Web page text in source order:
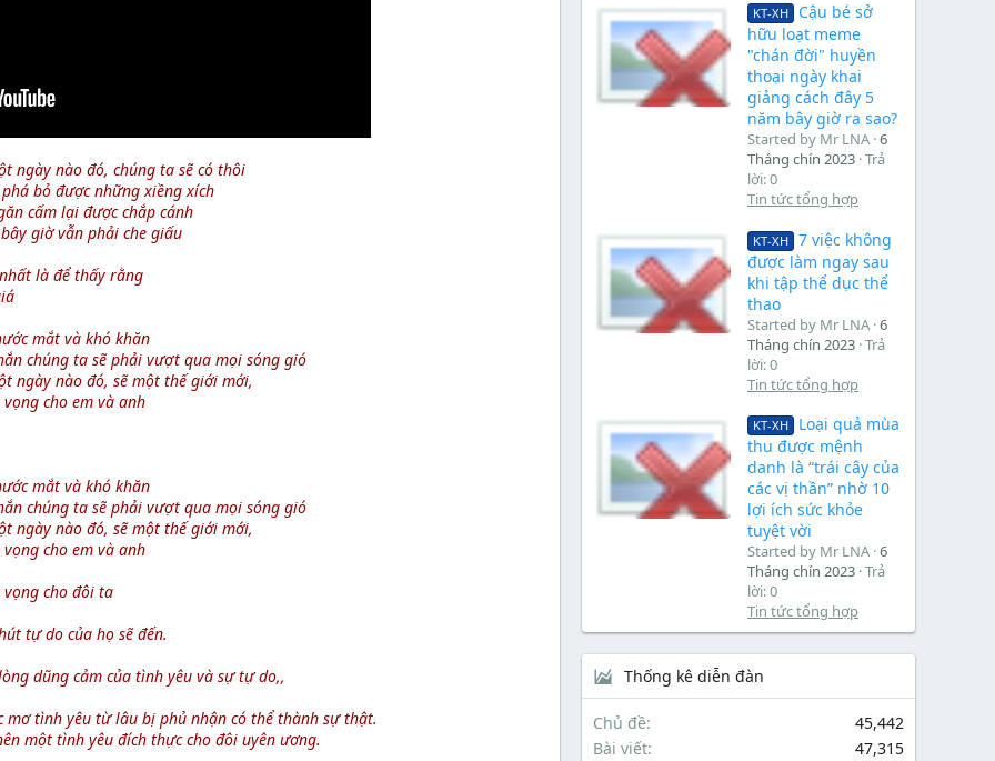
ngày nào đó, chúng ta sẽ có thôi
bỏ được những xiềng xích
cấm lại được chắp cánh
giờ vẫn phải che giấu
là để thấy rằng
mắt và khó khăn
chúng ta sẽ phải vượt qua mọi sóng gió
ngày nào đó, sẽ một thế giới mới,
cho em và anh
mắt và khó khăn
chúng ta sẽ phải vượt qua mọi sóng gió
ngày nào đó, sẽ một thế giới mới,
cho em và anh
cho đôi ta
tự do của họ sẽ đến.
dũng cảm của tình yêu và sự tự do,,
tình yêu từ lâu bị phủ nhận có thể thành sự thật.
một tình yêu đích thực cho đôi uyên ương.
KT-XH
Cậu bé sở
hữu loạt meme
"chán đời" huyền
thoại ngày khai
giảng cách đây 5
năm bây giờ ra sao?
Started by Mr LNA 6
Tháng chín 2023 Trả
lời: 0
Tin tức tổng hợp
KT-XH
7 việc không
được làm ngay sau
khi tập thể dục thể
thao
Started by Mr LNA 6
Tháng chín 2023 Trả
lời: 0
Tin tức tổng hợp
KT-XH
Loại quả mùa
thu được mệnh
danh là “trái cây của
các vị thần” nhờ 10
lợi ích sức khỏe
tuyệt vời
Started by Mr LNA 6
Tháng chín 2023 Trả
lời: 0
Tin tức tổng hợp
Thống kê diễn đàn
Chủ đề
45,442
Bài viết
47,315